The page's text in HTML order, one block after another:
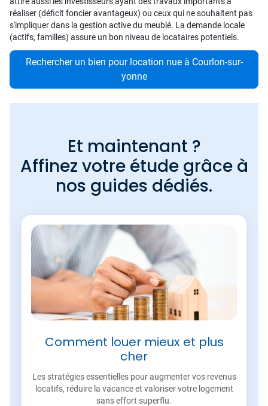
réaliser (déficit foncier avantageux) ou ceux qui ne souhaitent pas
s'impliquer dans la gestion active du meublé. La demande locale
(actifs, familles) assure un bon niveau de locataires potentiels.
Rechercher un bien pour location nue à Courlon-sur-
yonne
Et maintenant ?
Affinez votre étude grâce à
nos guides dédiés.
Comment louer mieux et plus
cher
Les stratégies essentielles pour augmenter vos revenus
locatifs, réduire la vacance et valoriser votre logement
sans effort superflu.